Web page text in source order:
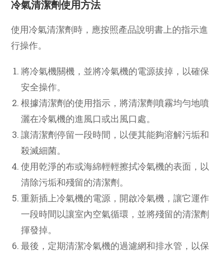
冷氣清潔劑使用方法
使用冷氣清潔劑時，應按照產品說明書上的指示進
行操作。
將冷氣機關機，並將冷氣機的電源拔掉，以確保
安全操作。
根據清潔劑的使用指示，將清潔劑噴霧均勻地噴
灑在冷氣機的進風口或出風口處。
讓清潔劑停留一段時間，以便其能夠溶解污垢和
殺滅細菌。
使用乾淨的布或海綿輕輕擦拭冷氣機的表面，以
清除污垢和殘留的清潔劑。
重新插上冷氣機的電源，開啟冷氣機，讓它運作
一段時間以讓室內空氣循環，並將殘留的清潔劑
揮發掉。
最後，定期清潔冷氣機的過濾網和排水管，以保